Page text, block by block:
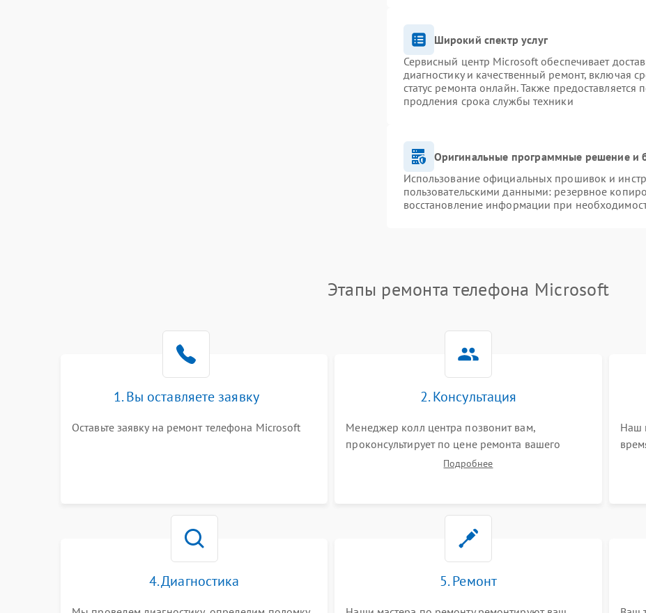
Широкий спектр услуг
Сервисный центр Microsoft обеспечивает
диагностику и качественный ремонт, включая
статус ремонта онлайн. Также
продления срока службы техники
Оригинальные программные решение и
Использование официальных прошивок и
пользовательскими данными: резервное
восстановление информации при
Этапы ремонта телефона Microsoft
1. Вы оставляете заявку
Оставьте заявку на ремонт телефона Microsoft
2. Консультация
Менеджер колл центра позвонит вам,
проконсультирует по цене ремонта вашего
телефона а также ответит на все ваши вопросы.
Подробнее
Наш
4. Диагностика 5. Ремонт